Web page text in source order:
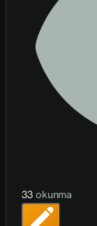
33 okunma